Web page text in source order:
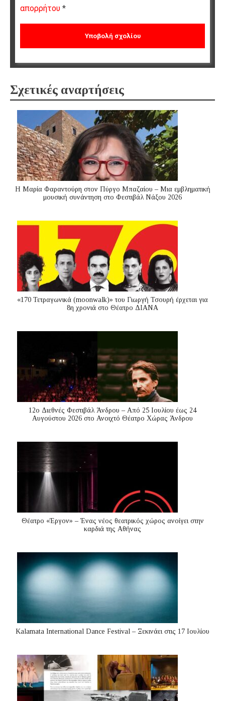
απορρήτου *
Σχετικές αναρτήσεις
Η Μαρία Φαραντούρη στον Πύργο Μπαζαίου – Μια εμβληματική
μουσική συνάντηση στο Φεστιβάλ Νάξου 2026
«170 Τετραγωνικά (moonwalk)» του Γιωργή Τσουρή έρχεται για
8η χρονιά στο Θέατρο ΔΙΑΝΑ
12ο Διεθνές Φεστιβάλ Άνδρου – Από 25 Ιουλίου έως 24
Αυγούστου 2026 στο Ανοιχτό Θέατρο Χώρας Άνδρου
Θέατρο «Έργον» – Ένας νέος θεατρικός χώρος ανοίγει στην
καρδιά της Αθήνας
Kalamata International Dance Festival – Ξεκινάει στις 17 Ιουλίου